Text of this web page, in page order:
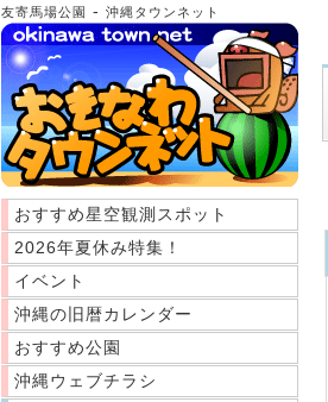
友寄馬場公園 - 沖縄タウンネット
おすすめ星空観測スポット
2026年夏休み特集！
イベント
沖縄の旧暦カレンダー
おすすめ公園
沖縄ウェブチラシ